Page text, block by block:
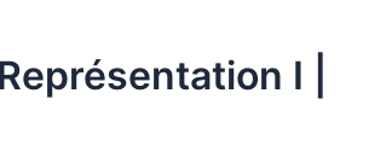
I |